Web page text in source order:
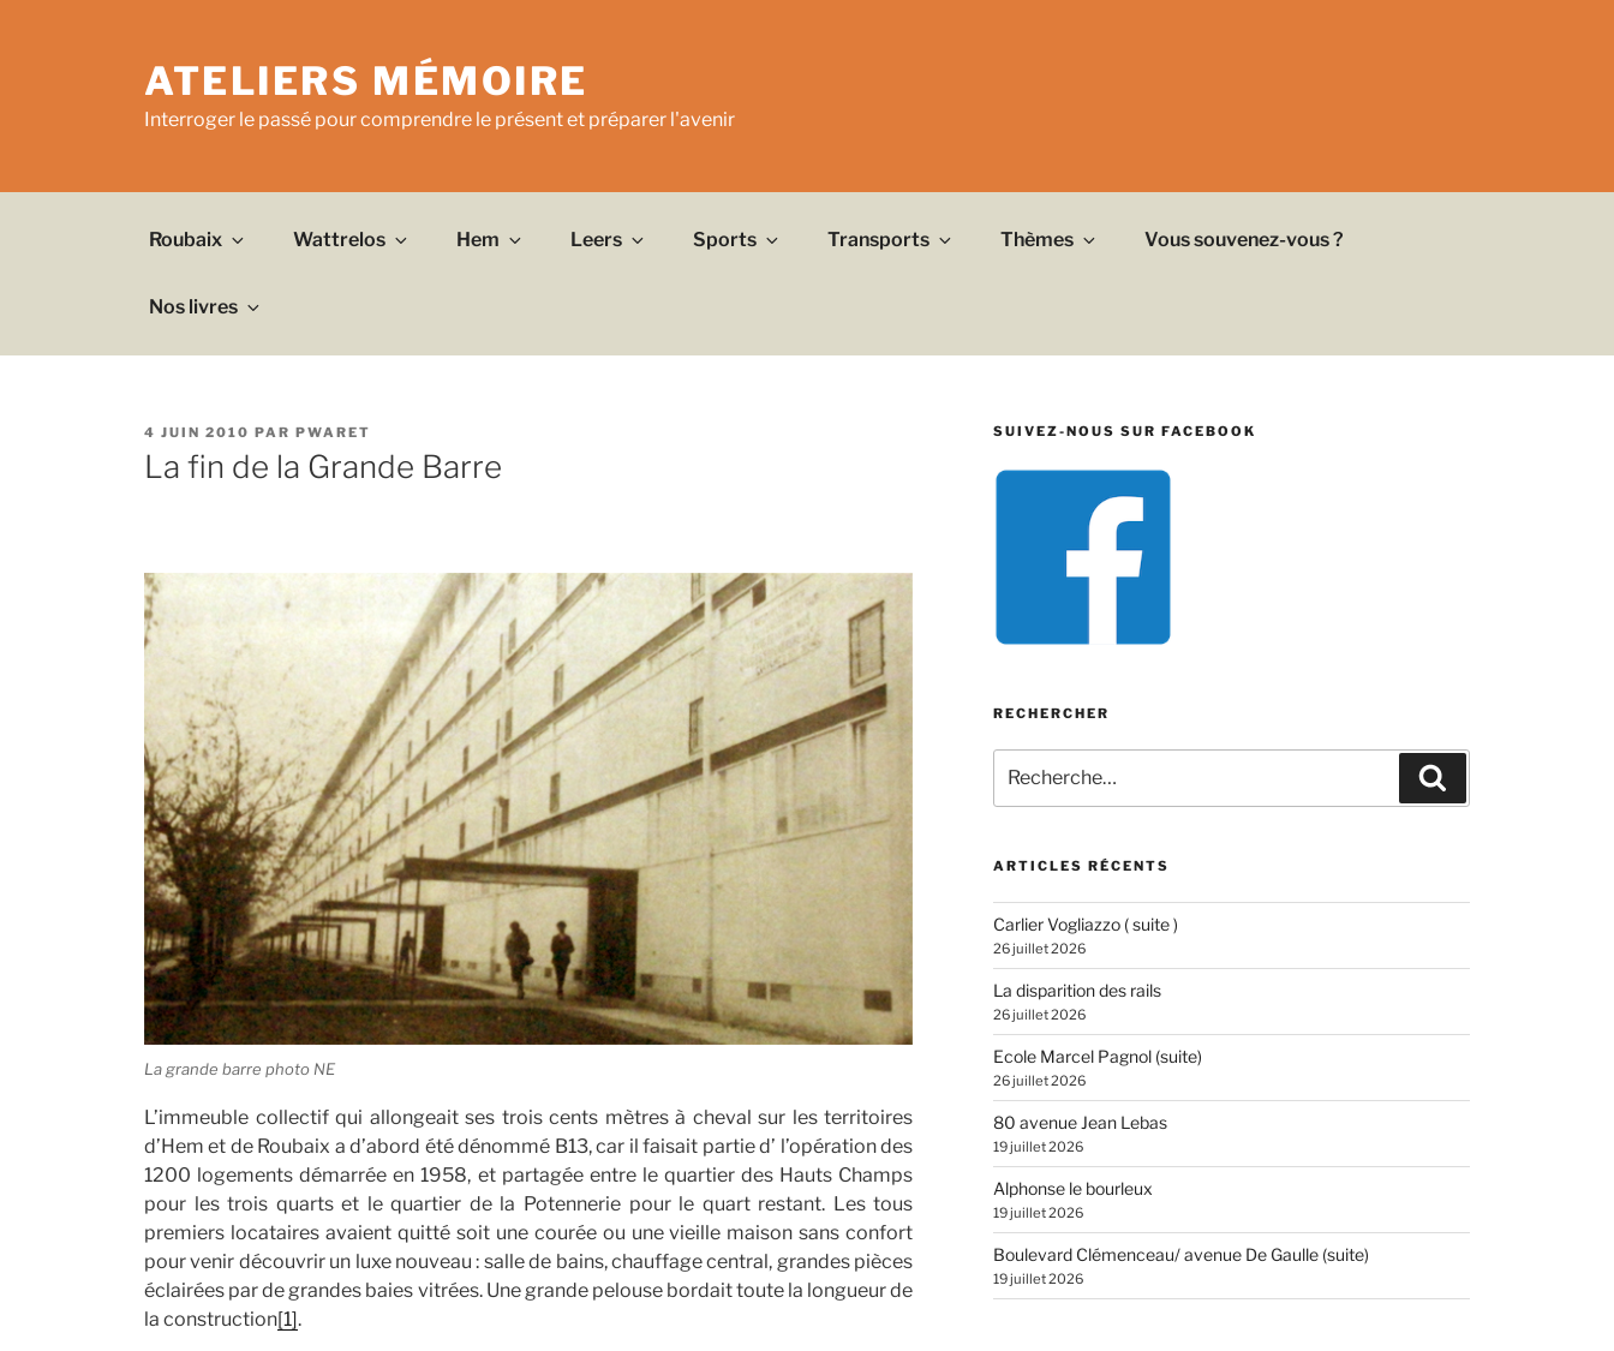
ATELIERS MÉMOIRE
Interroger le passé pour comprendre le présent et préparer l'avenir
Roubaix Wattrelos Hem Leers Sports Transports Thèmes Vous souvenez-vous ?
Nos livres
PUBLIÉ
LE
4 JUIN 2010 PAR PWARET
La fin de la Grande Barre
La grande barre photo NE
L’immeuble collectif qui allongeait ses trois cents mètres à cheval sur les territoires
d’Hem et de Roubaix a d’abord été dénommé B13, car il faisait partie d’ l’opération des
1200 logements démarrée en 1958, et partagée entre le quartier des Hauts Champs
pour les trois quarts et le quartier de la Potennerie pour le quart restant. Les tous
premiers locataires avaient quitté soit une courée ou une vieille maison sans confort
pour venir découvrir un luxe nouveau : salle de bains, chauffage central, grandes pièces
éclairées par de grandes baies vitrées. Une grande pelouse bordait toute la longueur de
la construction[1].
SUIVEZ-NOUS SUR FACEBOOK
RECHERCHER
pour
:
ARTICLES RÉCENTS
Carlier Vogliazzo ( suite )
26 juillet 2026
La disparition des rails
26 juillet 2026
Ecole Marcel Pagnol (suite)
26 juillet 2026
80 avenue Jean Lebas
19 juillet 2026
Alphonse le bourleux
19 juillet 2026
Boulevard Clémenceau/ avenue De Gaulle (suite)
19 juillet 2026